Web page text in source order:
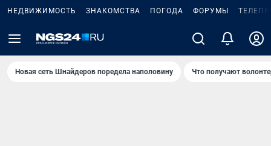
НЕДВИЖИМОСТЬ ЗНАКОМСТВА ПОГОДА ФОРУМЫ
Новая сеть Шнайдеров поредела наполовину Что получают